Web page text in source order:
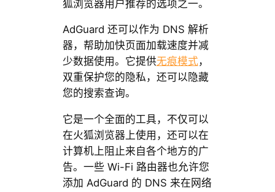
狐浏览器用户推荐的选项之一。
AdGuard 还可以作为 DNS 解析
器，帮助加快页面加载速度并减
少数据使用。它提供无痕模式，
双重保护您的隐私，还可以隐藏
您的搜索查询。
它是一个全面的工具，不仅可以
在火狐浏览器上使用，还可以在
计算机上阻止来自各个地方的广
告。一些 Wi-Fi 路由器也允许您
添加 AdGuard 的 DNS 来在网络